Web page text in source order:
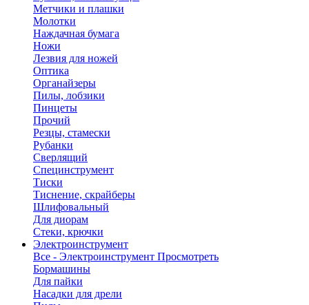
Метчики и плашки
Молотки
Наждачная бумага
Ножи
Лезвия для ножей
Оптика
Органайзеры
Пилы, лобзики
Пинцеты
Прочий
Резцы, стамески
Рубанки
Сверлящий
Специнструмент
Тиски
Тиснение, скрайберы
Шлифовальный
Для диорам
Стеки, крючки
Электроинструмент
Все - Электроинструмент Просмотреть
Бормашины
Для пайки
Насадки для дрели